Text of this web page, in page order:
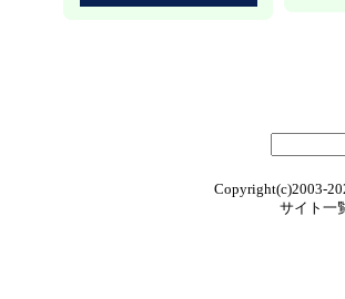
Copyright(c)2003-
サイト